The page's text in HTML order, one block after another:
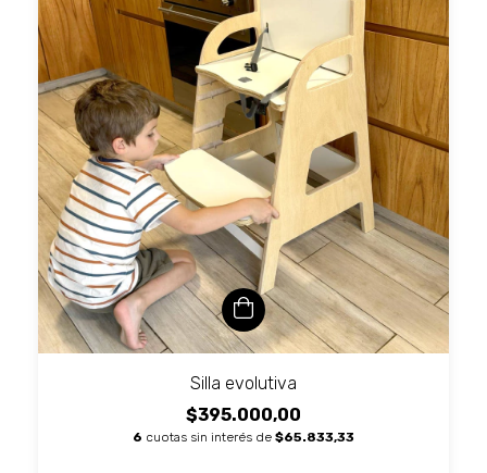
Silla evolutiva
$395.000,00
6 cuotas sin interés de $65.833,33